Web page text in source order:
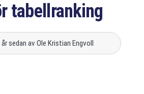
tabellranking
sedan av Ole Kristian Engvoll